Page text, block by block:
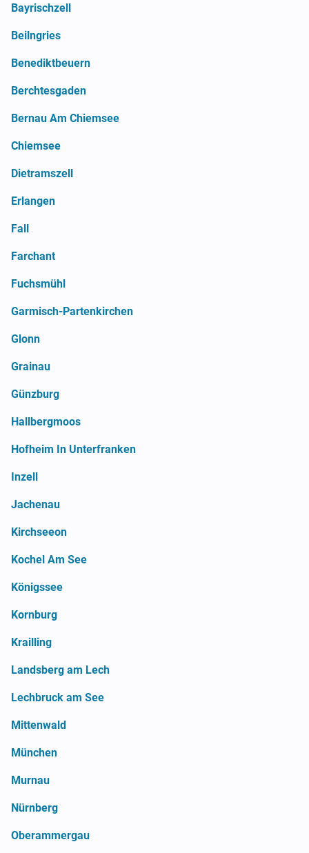
Bayrischzell
Beilngries
Benediktbeuern
Berchtesgaden
Bernau Am Chiemsee
Chiemsee
Dietramszell
Erlangen
Fall
Farchant
Fuchsmühl
Garmisch-Partenkirchen
Glonn
Grainau
Günzburg
Hallbergmoos
Hofheim In Unterfranken
Inzell
Jachenau
Kirchseeon
Kochel Am See
Königssee
Kornburg
Krailling
Landsberg am Lech
Lechbruck am See
Mittenwald
München
Murnau
Nürnberg
Oberammergau